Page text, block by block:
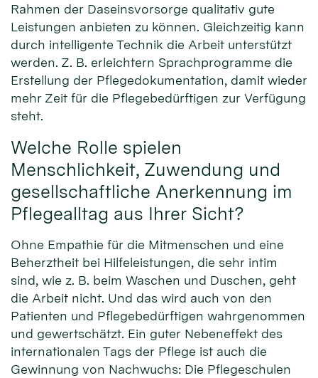
Rahmen der Daseinsvorsorge qualitativ gute
Leistungen anbieten zu können. Gleichzeitig kann
durch intelligente Technik die Arbeit unterstützt
werden. Z. B. erleichtern Sprachprogramme die
Erstellung der Pflegedokumentation, damit wieder
mehr Zeit für die Pflegebedürftigen zur Verfügung
steht.
Welche Rolle spielen
Menschlichkeit, Zuwendung und
gesellschaftliche Anerkennung im
Pflegealltag aus Ihrer Sicht?
Ohne Empathie für die Mitmenschen und eine
Beherztheit bei Hilfeleistungen, die sehr intim
sind, wie z. B. beim Waschen und Duschen, geht
die Arbeit nicht. Und das wird auch von den
Patienten und Pflegebedürftigen wahrgenommen
und gewertschätzt. Ein guter Nebeneffekt des
internationalen Tags der Pflege ist auch die
Gewinnung von Nachwuchs: Die Pflegeschulen